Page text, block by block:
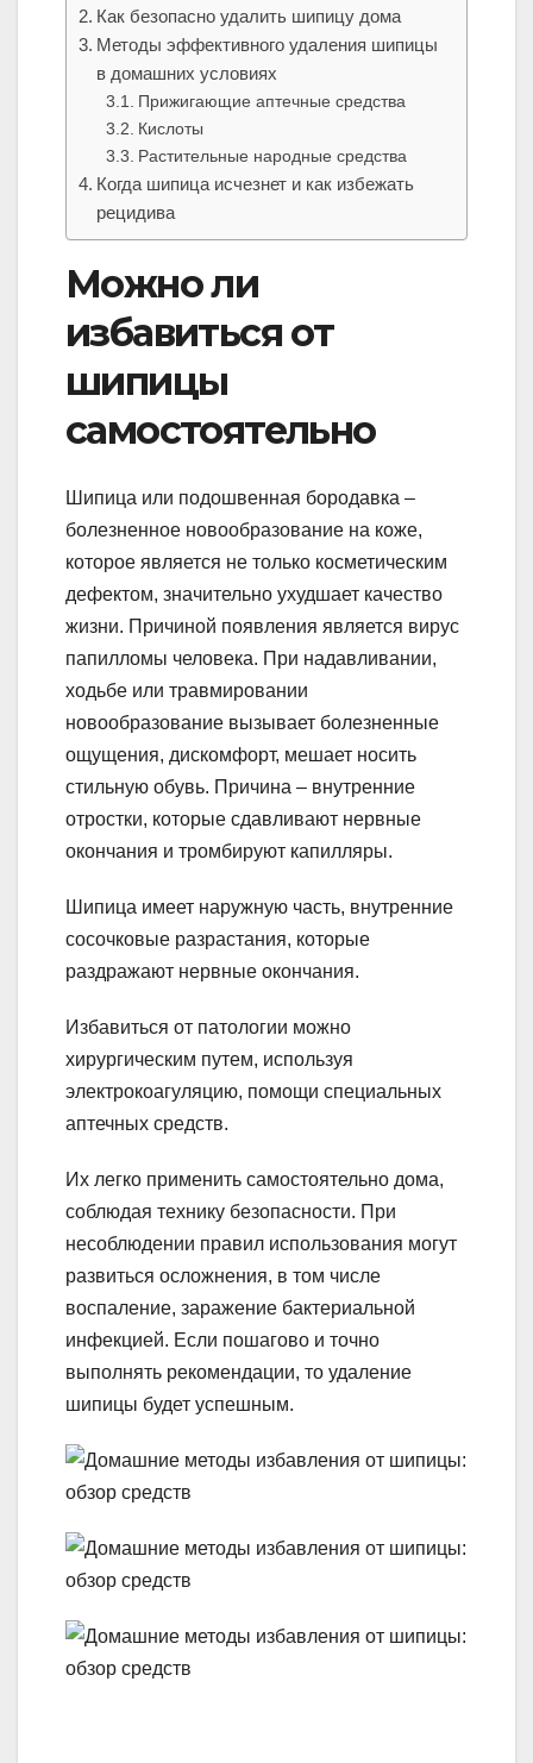
Как безопасно удалить шипицу дома
Методы эффективного удаления шипицы
в домашних условиях
Прижигающие аптечные средства
Кислоты
Растительные народные средства
Когда шипица исчезнет и как избежать
рецидива
Можно ли
избавиться от
шипицы
самостоятельно
Шипица или подошвенная бородавка –
болезненное новообразование на коже,
которое является не только косметическим
дефектом, значительно ухудшает качество
жизни. Причиной появления является вирус
папилломы человека. При надавливании,
ходьбе или травмировании
новообразование вызывает болезненные
ощущения, дискомфорт, мешает носить
стильную обувь. Причина – внутренние
отростки, которые сдавливают нервные
окончания и тромбируют капилляры.
Шипица имеет наружную часть, внутренние
сосочковые разрастания, которые
раздражают нервные окончания.
Избавиться от патологии можно
хирургическим путем, используя
электрокоагуляцию, помощи специальных
аптечных средств.
Их легко применить самостоятельно дома,
соблюдая технику безопасности. При
несоблюдении правил использования могут
развиться осложнения, в том числе
воспаление, заражение бактериальной
инфекцией. Если пошагово и точно
выполнять рекомендации, то удаление
шипицы будет успешным.